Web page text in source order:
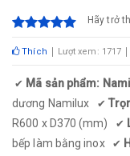
Hãy trở
Thích Lượt xem: 1717
✔ Mã sản phẩm:
dương Namilux
✔
R600 x D370 (mm)
✔
bếp làm bằng inox
✔